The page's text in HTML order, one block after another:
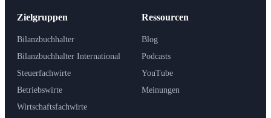
Zielgruppen
Bilanzbuchhalter
Bilanzbuchhalter International
Steuerfachwirte
Betriebswirte
Wirtschaftsfachwirte
Ressourcen
Blog
Podcasts
YouTube
Meinungen